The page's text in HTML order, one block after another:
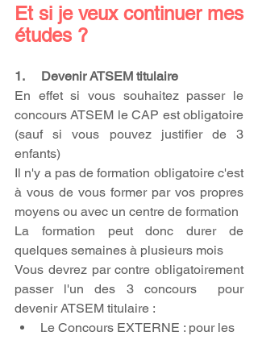
Et si je veux continuer mes
études ?
1.     Devenir ATSEM titulaire
En effet si vous souhaitez passer le
concours ATSEM le CAP est obligatoire
(sauf si vous pouvez justifier de 3
enfants)
Il n'y a pas de formation obligatoire c'est
à vous de vous former par vos propres
moyens ou avec un centre de formation
La formation peut donc durer de
quelques semaines à plusieurs mois
Vous devrez par contre obligatoirement
passer l'un des 3 concours  pour
devenir ATSEM titulaire :
Le Concours EXTERNE : pour les